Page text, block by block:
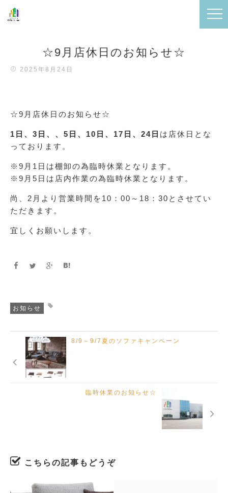
☆9月店休日のお知らせ☆
2025年8月24日
☆9月店休日のお知らせ☆
1日、3日、、5日、10日、17日、24日 は店休日とな
っております。
※9月1日は棚卸の為臨時休業となります。
※9月5日は店内作業の為臨時休業となります。
尚、2月より営業時間を10：00～18：30とさせてい
ただきます。
宜しくお願いします。
お知らせ
8/9～9/7夏のソファキャンペーン
臨時休業のお知らせ☆
こちらの記事もどうぞ